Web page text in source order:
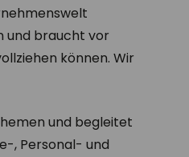
und braucht vor
können. Wir
und begleitet
, Personal- und